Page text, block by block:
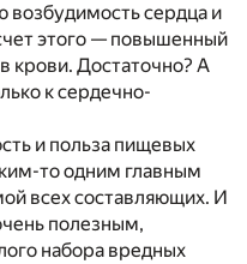
сердца и
этого — повышенный
крови. Достаточно? А
к сердечно-
и польза пищевых
то одним главным
всех составляющих. И
полезным,
набора вредных